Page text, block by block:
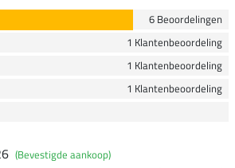
6 Beoordelingen
1 Klantenbeoordeling
1 Klantenbeoordeling
1 Klantenbeoordeling
(Bevestigde aankoop)